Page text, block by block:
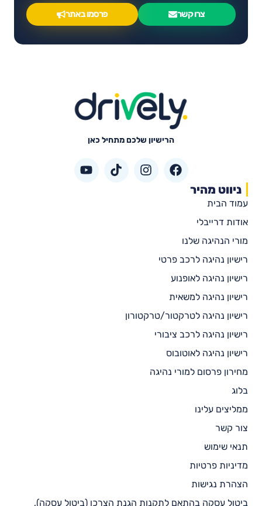
צרו קשר פרסמו באתר
הרישיון שלכם מתחיל כאן
ניווט מהיר
עמוד הבית
אודות דרייבלי
מורי הנהיגה שלנו
רישיון נהיגה לרכב פרטי
רישיון נהיגה לאופנוע
רישיון נהיגה למשאית
רישיון נהיגה לטרקטור/טרקטורון
רישיון נהיגה לרכב ציבורי
רישיון נהיגה לאוטובוס
מחירון פרסום למורי נהיגה
בלוג
ממליצים עלינו
צור קשר
תנאי שימוש
מדיניות פרטיות
הצהרת נגישות
ביטול עסקה בהתאם לתקנות הגנת הצרכן (ביטול עסקה),